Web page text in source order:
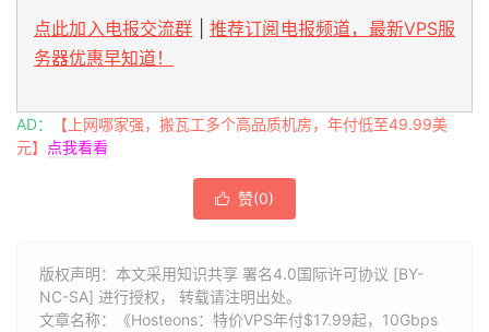
点此加入电报交流群
推荐订阅电报频道，最新VPS服
务器优惠早知道！
AD：
【上网哪家强，搬瓦工多个高品质机房，年付低至49.99美
元】
点我看看
 赞(0)
版权声明：本文采用知识共享 署名4.0国际许可协议 [BY-
NC-SA] 进行授权， 转载请注明出处。
文章名称：《Hosteons：特价VPS年付$17.99起，10Gbps